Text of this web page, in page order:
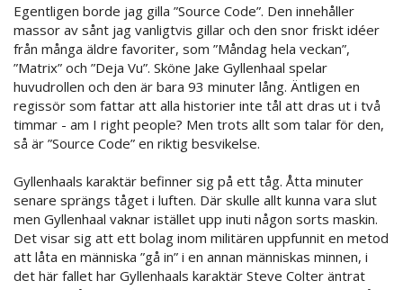
Egentligen borde jag gilla ”Source Code”. Den innehåller
massor av sånt jag vanligtvis gillar och den snor friskt idéer
från många äldre favoriter, som ”Måndag hela veckan”,
”Matrix” och ”Deja Vu”. Sköne Jake Gyllenhaal spelar
huvudrollen och den är bara 93 minuter lång. Äntligen en
regissör som fattar att alla historier inte tål att dras ut i två
timmar - am I right people? Men trots allt som talar för den,
så är ”Source Code” en riktig besvikelse.
Gyllenhaals karaktär befinner sig på ett tåg. Åtta minuter
senare sprängs tåget i luften. Där skulle allt kunna vara slut
men Gyllenhaal vaknar istället upp inuti någon sorts maskin.
Det visar sig att ett bolag inom militären uppfunnit en metod
att låta en människa ”gå in” i en annan människas minnen, i
det här fallet har Gyllenhaals karaktär Steve Colter äntrat